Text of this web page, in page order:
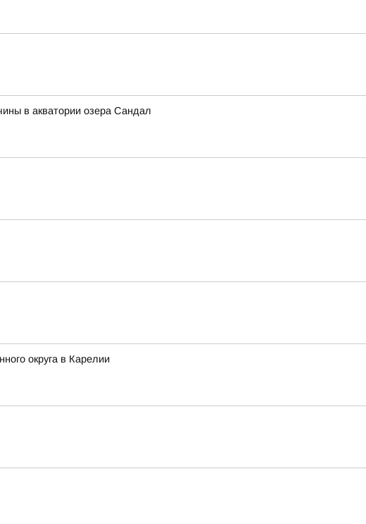
в акватории озера Сандал
округа в Карелии